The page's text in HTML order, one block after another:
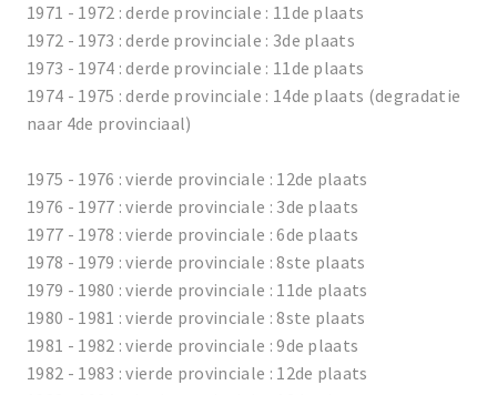
1971 - 1972 : derde provinciale : 11de plaats
1972 - 1973 : derde provinciale : 3de plaats
1973 - 1974 : derde provinciale : 11de plaats
1974 - 1975 : derde provinciale : 14de plaats (degradatie
naar 4de provinciaal)
1975 - 1976 : vierde provinciale : 12de plaats
1976 - 1977 : vierde provinciale : 3de plaats
1977 - 1978 : vierde provinciale : 6de plaats
1978 - 1979 : vierde provinciale : 8ste plaats
1979 - 1980 : vierde provinciale : 11de plaats
1980 - 1981 : vierde provinciale : 8ste plaats
1981 - 1982 : vierde provinciale : 9de plaats
1982 - 1983 : vierde provinciale : 12de plaats